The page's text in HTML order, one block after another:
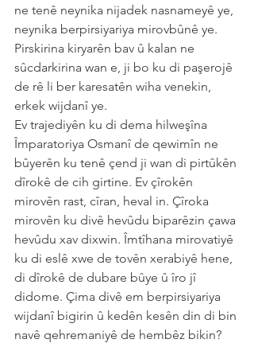
ne tenê neynika nijadek nasnameyê ye,
neynika berpirsiyariya mirovbûnê ye.
Pirskirina kiryarên bav û kalan ne
sûcdarkirina wan e, ji bo ku di paşerojê
de rê li ber karesatên wiha venekin,
erkek wijdanî ye.
Ev trajediyên ku di dema hilweşîna
Împaratoriya Osmanî de qewimîn ne
bûyerên ku tenê çend ji wan di pirtûkên
dîrokê de cih girtine. Ev çîrokên
mirovên rast, cîran, heval in. Çîroka
mirovên ku divê hevûdu biparêzin çawa
hevûdu xav dixwin. Îmtîhana mirovatiyê
ku di eslê xwe de tovên xerabiyê hene,
di dîrokê de dubare bûye û îro jî
didome. Çima divê em berpirsiyariya
wijdanî bigirin û kedên kesên din di bin
navê qehremaniyê de hembêz bikin?